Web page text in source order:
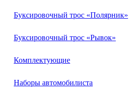
Буксировочный трос «Полярник»
Буксировочный трос «Рывок»
Комплектующие
Наборы автомобилиста